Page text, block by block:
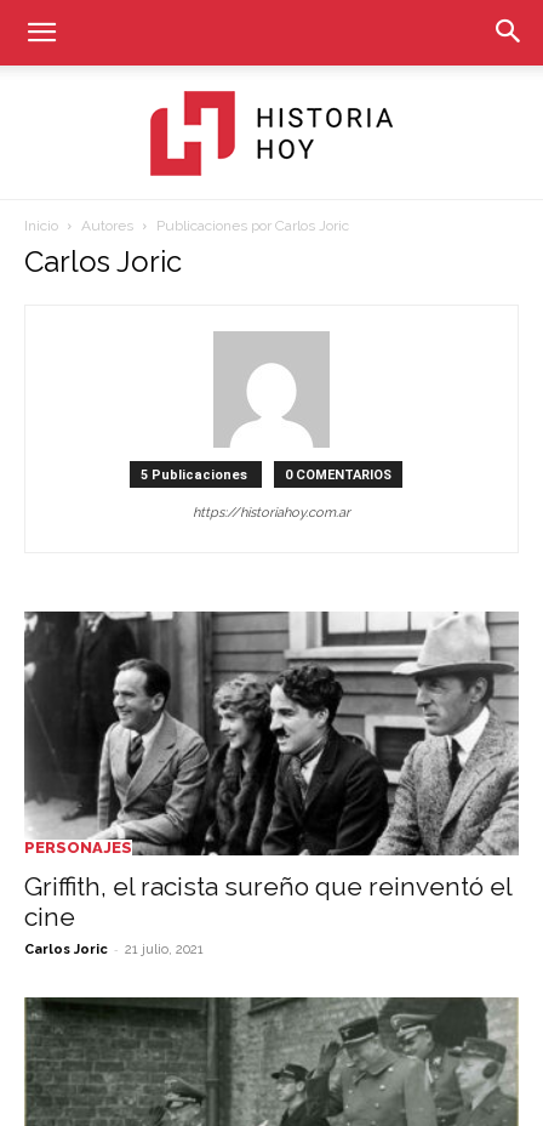
Historia
Inicio Autores Publicaciones por Carlos Joric
Carlos Joric
5 Publicaciones 0 COMENTARIOS
https://historiahoy.com.ar
PERSONAJES
Griffith, el racista sureño que reinventó el
cine
Carlos Joric - 21 julio, 2021